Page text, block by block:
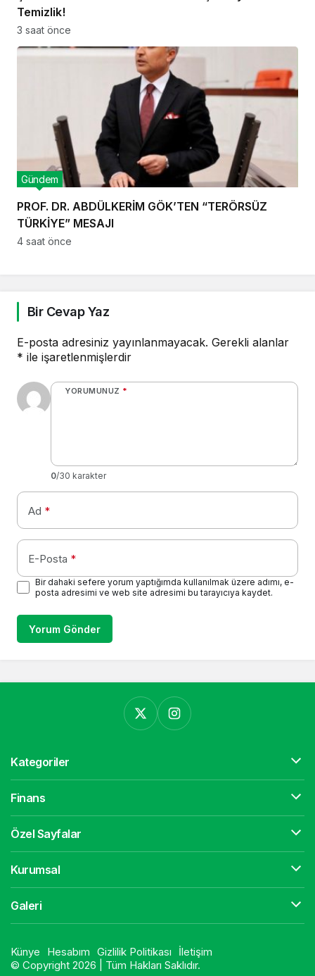
Temizlik!
3 saat önce
PROF. DR. ABDÜLKERİM GÖK’TEN “TERÖRSÜZ
TÜRKİYE” MESAJI
Gündem
4 saat önce
Bir Cevap Yaz
E-posta adresiniz yayınlanmayacak. Gerekli alanlar
* ile işaretlenmişlerdir
YORUMUNUZ *
0/30 karakter
Ad *
E-Posta *
Bir dahaki sefere yorum yaptığımda kullanılmak üzere adımı, e-
posta adresimi ve web site adresimi bu tarayıcıya kaydet.
Yorum Gönder
Kategoriler
Finans
Özel Sayfalar
Kurumsal
Galeri
Künye Hesabım Gizlilik Politikası
İletişim
© Copyright 2026 | Tüm Hakları Saklıdır.